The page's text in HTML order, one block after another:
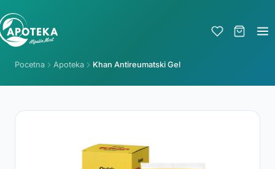
Pocetna Apoteka Khan Antireumatski Gel